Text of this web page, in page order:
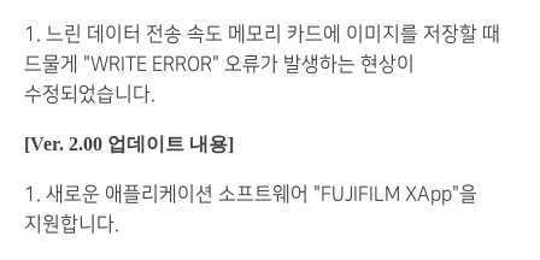
1. 느린 데이터 전송 속도 메모리 카드에 이미지를 저장할 때
드물게 "WRITE ERROR" 오류가 발생하는 현상이
수정되었습니다.
[Ver. 2.00 업데이트 내용]
1. 새로운 애플리케이션 소프트웨어 "FUJIFILM XApp"을
지원합니다.